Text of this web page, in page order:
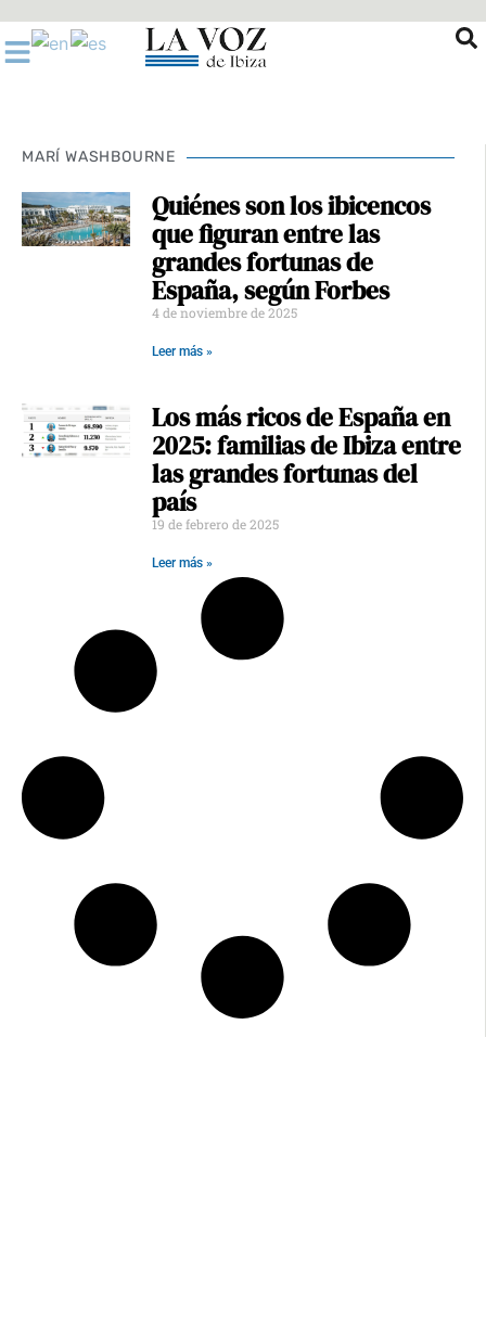
al
contenido
MARÍ WASHBOURNE
Quiénes son los ibicencos
que figuran entre las
grandes fortunas de
España, según Forbes
4 de noviembre de 2025
Leer más »
Los más ricos de España en
2025: familias de Ibiza entre
las grandes fortunas del
país
19 de febrero de 2025
Leer más »